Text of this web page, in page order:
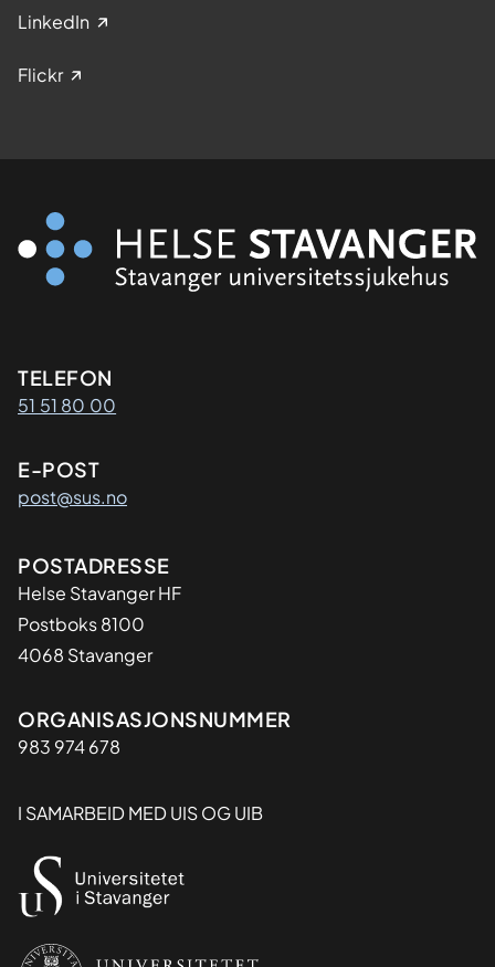
LinkedIn
Flickr
Kontaktinformasjon
TELEFON
51 51 80 00
E-POST
post@sus.no
Adresse
POSTADRESSE
Helse Stavanger HF
Postboks 8100
4068 Stavanger
Organisasjon
ORGANISASJONSNUMMER
983 974 678
I SAMARBEID MED UIS OG UIB